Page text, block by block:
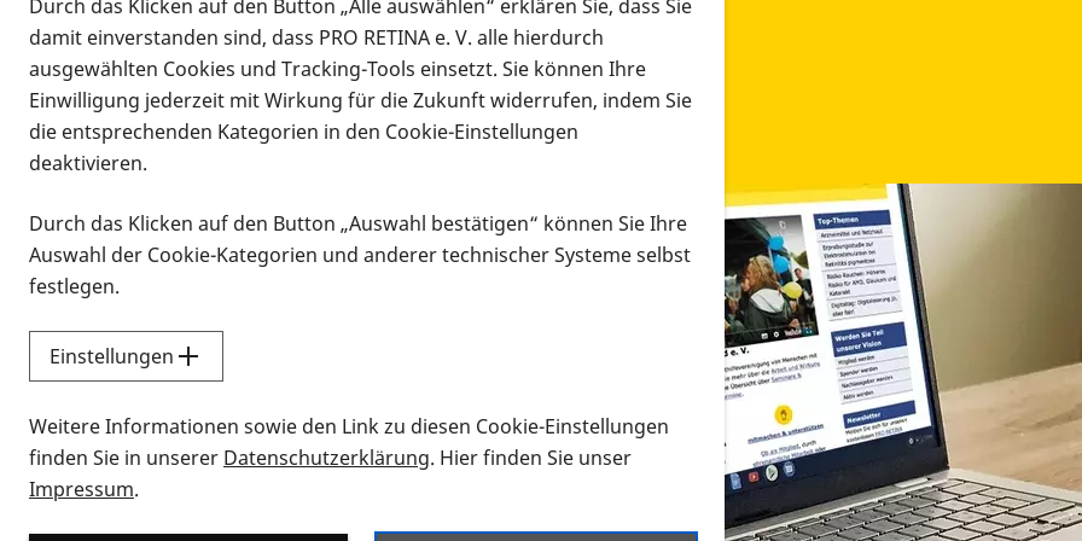
Infomaterial
Infomaterial
Vorlesen
Alle Infomaterialien in verschiedenen Formaten an
Sie möchten wissen, wie Sie nach Infonmaterial suchen und dieses bestellen bzw. herunterladen
Durch das Klicken auf den Button „Alle auswählen“ erklären Sie, dass Sie
damit einverstanden sind, dass PRO RETINA e. V. alle hierdurch
ausgewählten Cookies und Tracking-Tools einsetzt. Sie können Ihre
Einwilligung jederzeit mit Wirkung für die Zukunft widerrufen, indem Sie
die entsprechenden Kategorien in den Cookie-Einstellungen
deaktivieren.
Durch das Klicken auf den Button „Auswahl bestätigen“ können Sie Ihre
Auswahl der Cookie-Kategorien und anderer technischer Systeme selbst
festlegen.
Einstellungen
Weitere Informationen sowie den Link zu diesen Cookie-Einstellungen
finden Sie in unserer Datenschutzerklärung. Hier finden Sie unser
Impressum.